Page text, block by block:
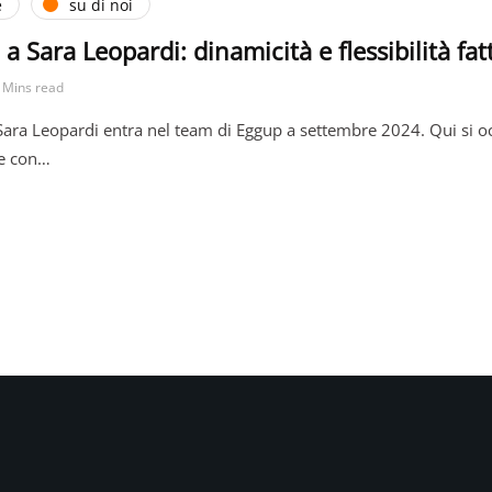
su di noi
Sara Leopardi: dinamicità e flessibilità
read
Leopardi entra nel team di Eggup a settembre 2024. Qui si
con…